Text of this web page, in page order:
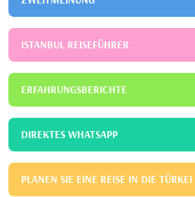
ISTANBUL REISEFÜHRER
ERFAHRUNGSBERICHTE
DIREKTES WHATSAPP
PLANEN SIE EINE REISE IN DIE TÜRKEI